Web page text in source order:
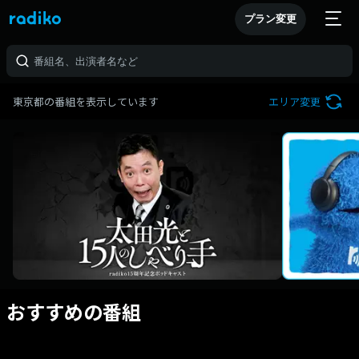
プラン変更
東京都の番組を表示しています エリア変更
おすすめの番組